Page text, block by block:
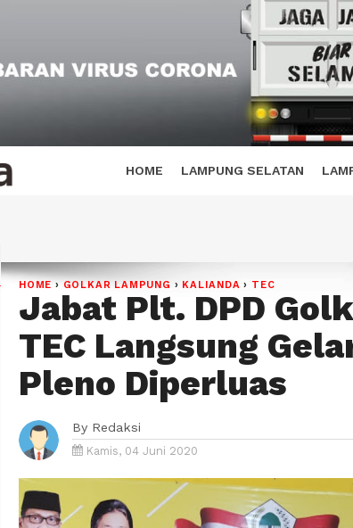
HOME LAMPUNG SELATAN
HOME › GOLKAR LAMPUNG › KALIANDA › TEC
Jabat Plt. DPD
TEC Langsung
Pleno Diperluas
By Redaksi
Kamis, 04 Juni 2020